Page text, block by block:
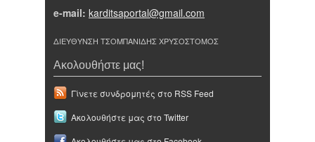
e-mail: karditsaportal@gmail.com
ΔΙΕΥΘΥΝΣΗ ΤΣΟΜΠΑΝΙΔΗΣ ΧΡΥΣΟΣΤΟΜΟΣ
Ακολουθήστε μας!
Γίνετε συνδρομητές στο RSS Feed
Ακολουθήστε μας στο Twitter